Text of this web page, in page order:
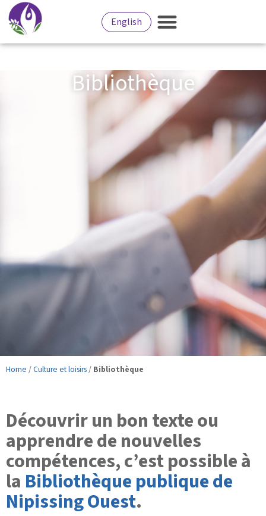
English
Bibliothèque
Home /Culture et loisirs / Bibliothèque
Découvrir un bon texte ou
apprendre de nouvelles
compétences, c’est possible à
la Bibliothèque publique de
Nipissing Ouest.